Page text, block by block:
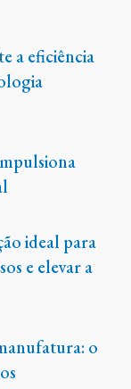
a eficiência
ideal para
e elevar a
o